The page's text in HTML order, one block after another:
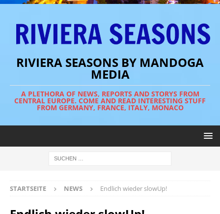
RIVIERA SEASONS BY MANDOGA
MEDIA
A PLETHORA OF NEWS, REPORTS AND STORYS FROM
CENTRAL EUROPE. COME AND READ INTERESTING STUFF
FROM GERMANY, FRANCE, ITALY, MONACO
STARTSEITE NEWS Endlich wieder slowUp!